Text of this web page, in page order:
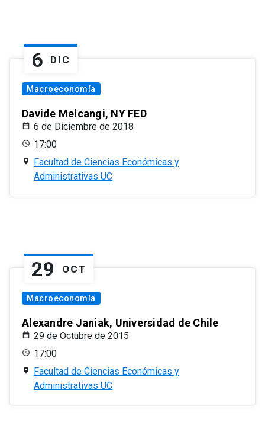
6 DIC
Macroeconomía
Davide Melcangi, NY FED
6 de Diciembre de 2018
17:00
Facultad de Ciencias Económicas y
Administrativas UC
29 OCT
Macroeconomía
Alexandre Janiak, Universidad de Chile
29 de Octubre de 2015
17:00
Facultad de Ciencias Económicas y
Administrativas UC